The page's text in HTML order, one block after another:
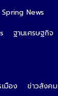
Spring News
ฐานเศรษฐกิจ
มือง ข่าวสังคม